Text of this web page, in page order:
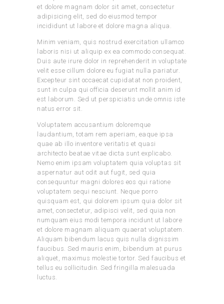
et dolore magnam dolor sit amet, consectetur
adipisicing elit, sed do eiusmod tempor
incididunt ut labore et dolore magna aliqua.
Minim veniam, quis nostrud exercitation ullamco
laboris nisi ut aliquip ex ea commodo consequat.
Duis aute irure dolor in reprehenderit in voluptate
velit esse cillum dolore eu fugiat nulla pariatur.
Excepteur sint occaecat cupidatat non proident,
sunt in culpa qui officia deserunt mollit anim id
est laborum. Sed ut perspiciatis unde omnis iste
natus error sit.
Voluptatem accusantium doloremque
laudantium, totam rem aperiam, eaque ipsa
quae ab illo inventore veritatis et quasi
architecto beatae vitae dicta sunt explicabo.
Nemo enim ipsam voluptatem quia voluptas sit
aspernatur aut odit aut fugit, sed quia
consequuntur magni dolores eos qui ratione
voluptatem sequi nesciunt. Neque porro
quisquam est, qui dolorem ipsum quia dolor sit
amet, consectetur, adipisci velit, sed quia non
numquam eius modi tempora incidunt ut labore
et dolore magnam aliquam quaerat voluptatem.
Aliquam bibendum lacus quis nulla dignissim
faucibus. Sed mauris enim, bibendum at purus
aliquet, maximus molestie tortor. Sed faucibus et
tellus eu sollicitudin. Sed fringilla malesuada
luctus.